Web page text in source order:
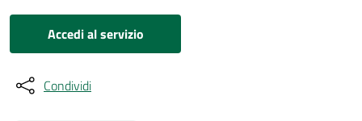
Accedi al servizio
Condividi